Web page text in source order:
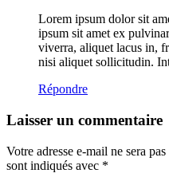
Lorem ipsum dolor sit
ipsum sit amet ex
viverra, aliquet lacus in,
nisi aliquet sollicitudin.
Répondre
Laisser un commentaire
Votre adresse e-mail ne sera
sont indiqués avec *